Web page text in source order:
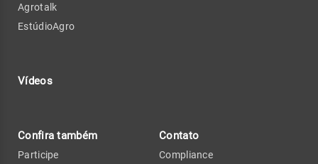
Agrotalk
EstúdioAgro
Vídeos
Confira também
Participe
Contato
Compliance